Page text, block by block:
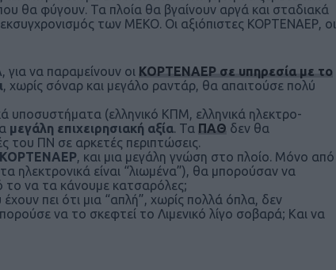
θα φύγουν. Τα πλοία θα βγαίνουν αργά και σταδιακά
των ΜΕΚΟ. Οι αξιόπιστες ΚΟΡΤΕΝΑΕΡ, οι
να παραμείνουν οι ΚΟΡΤΕΝΑΕΡ σε υπηρεσία με το
, χωρίς σόναρ και μεγάλο ραντάρ, θα απαιτούσε πολύ
υποσυστήματα (ελληνικό ΚΠΜ, ελληνικά ηλεκτρο-
μεγάλη επιχειρησιακή αξία. Τα ΠΑΘ δεν θα
του ΠΝ σε αρκετές περιπτώσεις.
ΚΟΡΤΕΝΑΕΡ, και μια μεγάλη γνώση στο πλοίο. Μόνο από
ηλεκτρονικά είναι “λιωμένα”), θα μπορούσαν να
το να τα κάνουμε κατσαρόλες;
πει ότι μια “απλή”, χωρίς πολλά όπλα, δεν
να το σκεφτεί το Λιμενικό λίγο σοβαρά; Και να